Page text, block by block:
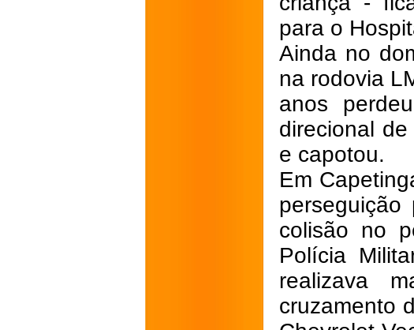
para o
Ainda no
na rodovia
anos
direcional
e capotou.
Em
colisão no
Polícia
realizava
cruzamento